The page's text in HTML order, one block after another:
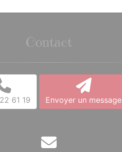
Contact
61 19 Envoyer un message